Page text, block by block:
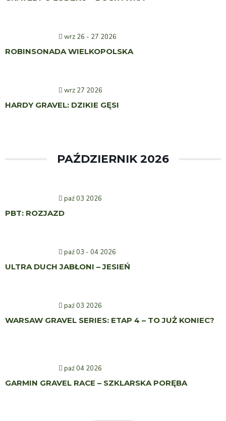
wrz 26 - 27 2026
ROBINSONADA WIELKOPOLSKA
wrz 27 2026
HARDY GRAVEL: DZIKIE GĘSI
PAŹDZIERNIK 2026
paź 03 2026
PBT: ROZJAZD
paź 03 - 04 2026
ULTRA DUCH JABŁONI – JESIEŃ
paź 03 2026
WARSAW GRAVEL SERIES: ETAP 4 – TO JUŻ KONIEC?
paź 04 2026
GARMIN GRAVEL RACE – SZKLARSKA PORĘBA